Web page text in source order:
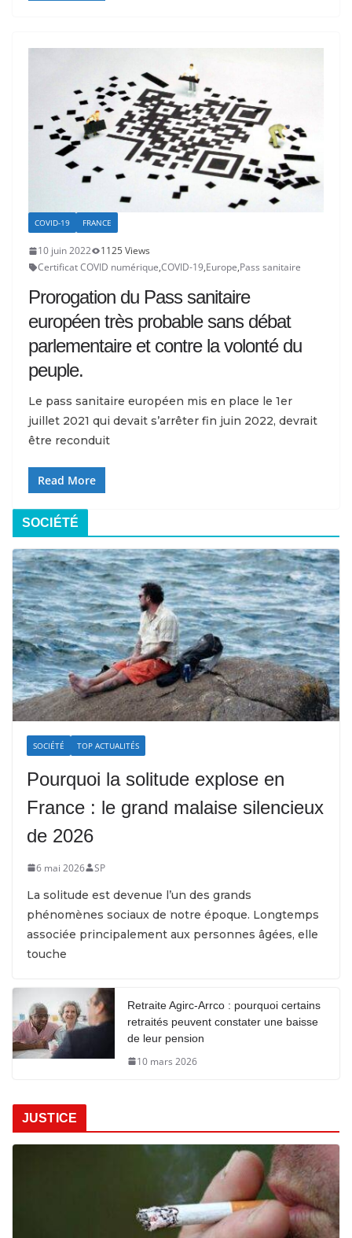
COVID-19 FRANCE
10 juin 2022
1125 Views
Certificat COVID numérique,COVID-19,Europe,Pass sanitaire
Prorogation du Pass sanitaire
européen très probable sans débat
parlementaire et contre la volonté du
peuple.
Le pass sanitaire européen mis en place le 1er
juillet 2021 qui devait s’arrêter fin juin 2022, devrait
être reconduit
Read More
SOCIÉTÉ
SOCIÉTÉ TOP ACTUALITÉS
Pourquoi la solitude explose en
France : le grand malaise silencieux
de 2026
6 mai 2026 SP
La solitude est devenue l’un des grands
phénomènes sociaux de notre époque. Longtemps
associée principalement aux personnes âgées, elle
touche
Retraite Agirc-Arrco : pourquoi certains
retraités peuvent constater une baisse
de leur pension
10 mars 2026
JUSTICE